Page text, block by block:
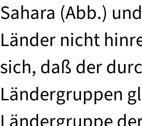
Sahara (Abb.)
Länder nicht
sich, daß der
Ländergruppen